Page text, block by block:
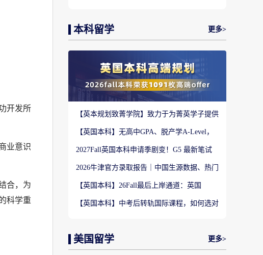
开发所
业意识
合，为
科学重
本科留学 更多>
【英本规划致菁学院】致力于为菁英学子提供
【英国本科】无高中GPA、脱产学A-Level，
2027Fall英国本科申请季剧变！G5 最新笔试
2026牛津官方录取报告｜中国生源数据、热门
【英国本科】26Fall最后上岸通道：英国
【英国本科】中考后转轨国际课程，如何选对
美国留学 更多>